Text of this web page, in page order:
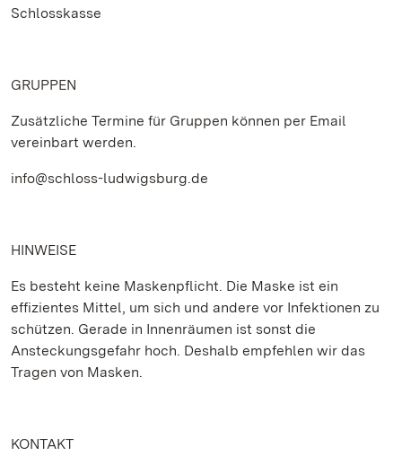
Schlosskasse
GRUPPEN
Zusätzliche Termine für Gruppen können per Email
vereinbart werden.
info@schloss-ludwigsburg.de
HINWEISE
Es besteht keine Maskenpflicht. Die Maske ist ein
effizientes Mittel, um sich und andere vor Infektionen zu
schützen. Gerade in Innenräumen ist sonst die
Ansteckungsgefahr hoch. Deshalb empfehlen wir das
Tragen von Masken.
KONTAKT